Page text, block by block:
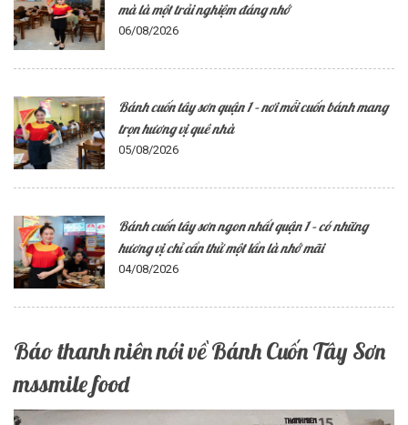
mà là một trải nghiệm đáng nhớ
06/08/2026
Bánh cuốn tây sơn quận 1 – nơi mỗi cuốn bánh mang
trọn hương vị quê nhà
05/08/2026
Bánh cuốn tây sơn ngon nhất quận 1 – có những
hương vị chỉ cần thử một lần là nhớ mãi
04/08/2026
Báo thanh niên nói về Bánh Cuốn Tây Sơn
mssmile food